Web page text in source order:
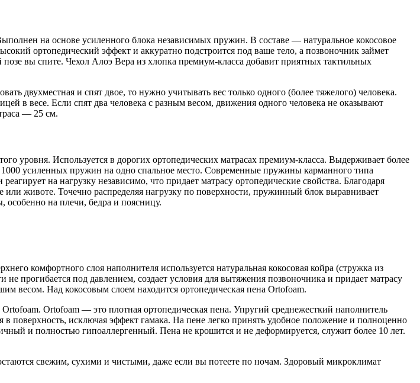
на основе усиленного блока независимых пружин. В составе — натуральное кокосовое
ортопедический эффект и аккуратно подстроится под ваше тело, а позвоночник займет
вы спите. Чехол Алоэ Вера из хлопка премиум-класса добавит приятных тактильных
двухместная и спят двое, то нужно учитывать вес только одного (более тяжелого) человека.
в весе. Если спят два человека с разным весом, движения одного человека не оказывают
— 25 см.
уровня. Используется в дорогих ортопедических матрасах премиум-класса. Выдерживает более
усиленных пружин на одно спальное место. Современные пружины карманного типа
на нагрузку независимо, что придает матрасу ортопедические свойства. Благодаря
животе. Точечно распределяя нагрузку по поверхности, пружинный блок выравнивает
особенно на плечи, бедра и поясницу.
комфортного слоя наполнителя используется натуральная кокосовая койра (стружка из
прогибается под давлением, создает условия для вытяжения позвоночника и придает матрасу
весом. Над кокосовым слоем находится ортопедическая пена Ortofoam.
Ortofoam — это плотная ортопедическая пена. Упругий среднежесткий наполнитель
в поверхность, исключая эффект гамака. На пене легко принять удобное положение и полноценно
и полностью гипоаллергенный. Пена не крошится и не деформируется, служит более 10 лет.
свежим, сухими и чистыми, даже если вы потеете по ночам. Здоровый микроклимат